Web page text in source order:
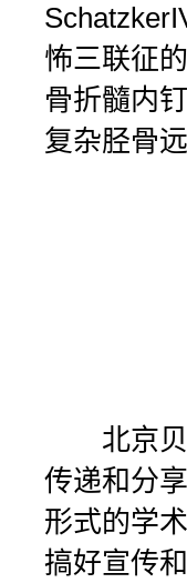
怖三联征
骨折髓内
复杂胫骨
北京贝
传递和分
形式的学
搞好宣传